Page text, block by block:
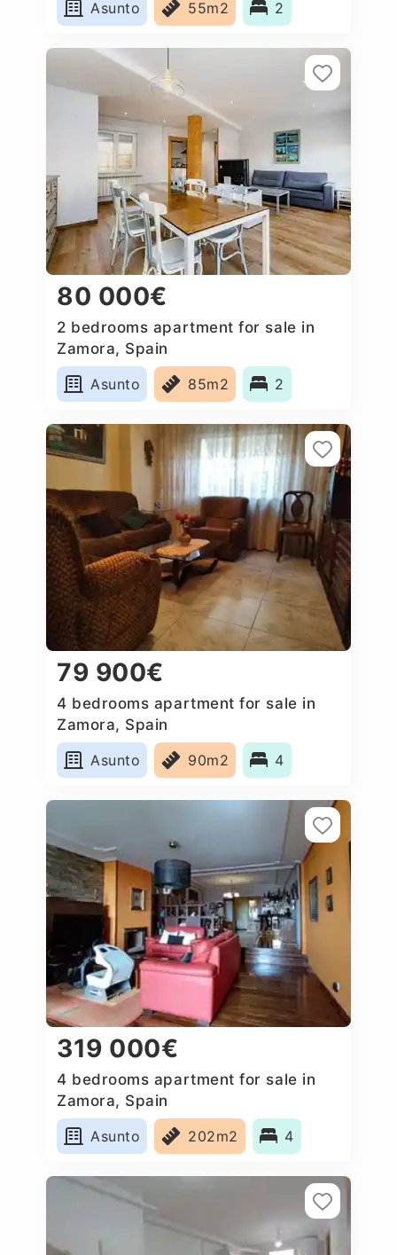
Asunto 55m2 2
80 000€
2 bedrooms apartment for sale in
Zamora, Spain
Asunto
85m2 2
79 900€
4 bedrooms apartment for sale in
Zamora, Spain
Asunto
90m2 4
319 000€
4 bedrooms apartment for sale in
Zamora, Spain
Asunto
202m2 4